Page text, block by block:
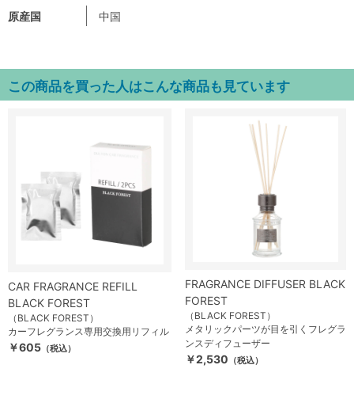
原産国 中国
この商品を買った人はこんな商品も見ています
CAR FRAGRANCE REFILL
BLACK FOREST
（BLACK FOREST）
カーフレグランス専用交換用リフィル
￥605 （税込）
FRAGRANCE DIFFUSER BLACK
FOREST
（BLACK FOREST）
メタリックパーツが目を引くフレグラ
ンスディフューザー
￥2,530 （税込）